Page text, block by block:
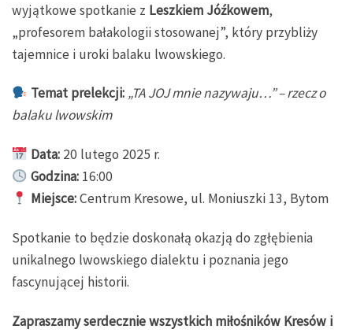
wyjątkowe spotkanie z Leszkiem Jóźkowem,
„profesorem bałakologii stosowanej”, który przybliży
tajemnice i uroki balaku lwowskiego.
Temat prelekcji: „TA JOJ mnie nazywaju…” – rzecz o
balaku lwowskim
Data:20 lutego 2025 r.
Godzina:16:00
Miejsce:Centrum Kresowe, ul. Moniuszki 13, Bytom
Spotkanie to będzie doskonałą okazją do zgłębienia
unikalnego lwowskiego dialektu i poznania jego
fascynującej historii.
Zapraszamy serdecznie wszystkich miłośników Kresów i